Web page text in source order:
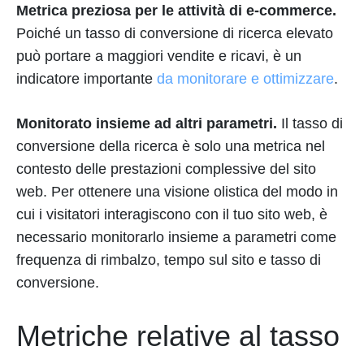
Metrica preziosa per le attività di e-commerce.
Poiché un tasso di conversione di ricerca elevato
può portare a maggiori vendite e ricavi, è un
indicatore importante da monitorare e ottimizzare.
Monitorato insieme ad altri parametri. Il tasso di
conversione della ricerca è solo una metrica nel
contesto delle prestazioni complessive del sito
web. Per ottenere una visione olistica del modo in
cui i visitatori interagiscono con il tuo sito web, è
necessario monitorarlo insieme a parametri come
frequenza di rimbalzo, tempo sul sito e tasso di
conversione.
Metriche relative al tasso